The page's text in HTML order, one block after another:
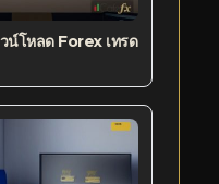
โหลด Forex เทรด